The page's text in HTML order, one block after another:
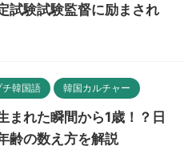
試験試験監督に励まされ
チ韓国語 韓国カルチャー
まれた瞬間から1歳！？日
齢の数え方を解説